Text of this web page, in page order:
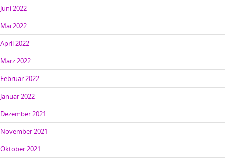
Juni 2022
Mai 2022
April 2022
März 2022
Februar 2022
Januar 2022
Dezember 2021
November 2021
Oktober 2021